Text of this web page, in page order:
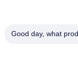
Κεραυνός
Good day, what